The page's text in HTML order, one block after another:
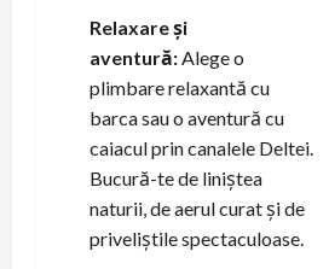
Relaxare și
aventură: Alege o
plimbare relaxantă cu
barca sau o aventură cu
caiacul prin canalele Deltei.
Bucură-te de liniștea
naturii, de aerul curat și de
priveliștile spectaculoase.